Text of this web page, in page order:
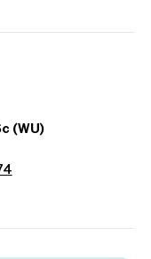
entsprechend der
(WU)